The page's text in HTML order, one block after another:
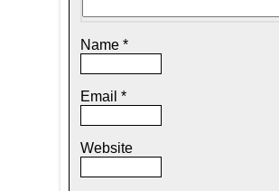
Name *
Email *
Website